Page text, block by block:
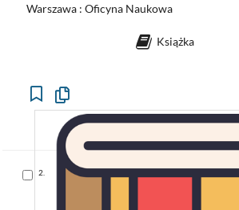
Warszawa : Oficyna Naukowa
Książka
Kopiuj
opis
formalny
do
schowka
Skocz
2.